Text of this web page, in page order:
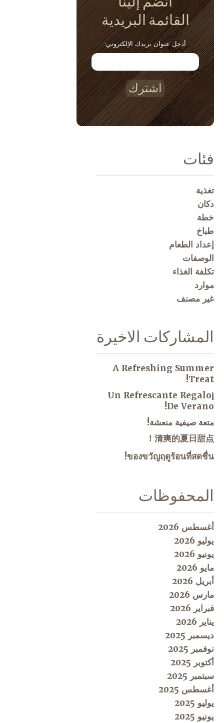
القائمة البريدية
أدخل عنوان بريدك الإلكتروني:
اشترك
فئات
تغذية
دكان
خطة
طباخ
إعداد الطعام
الوصفات
تكلفة الغذاء
موارد
غير مصنف
المشاركات الاخيرة
A Refreshing Summer
Treat!
¡Un Refrescante Regalo
De Verano!
متعة صيفية منعشة!
清爽的夏日甜点！
ของขวัญฤดูร้อนที่สดชื่น!
المحفوظات
أغسطس 2026
يوليو 2026
يونيو 2026
مايو 2026
أبريل 2026
مارس 2026
فبراير 2026
يناير 2026
ديسمبر 2025
نوفمبر 2025
أكتوبر 2025
سبتمبر 2025
أغسطس 2025
يوليو 2025
يونيو 2025